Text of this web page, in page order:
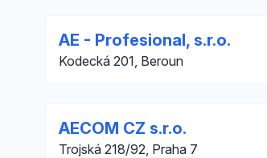
AE - Profesional, s.r.o.
Kodecká 201, Beroun
AECOM CZ s.r.o.
Trojská 218/92, Praha 7